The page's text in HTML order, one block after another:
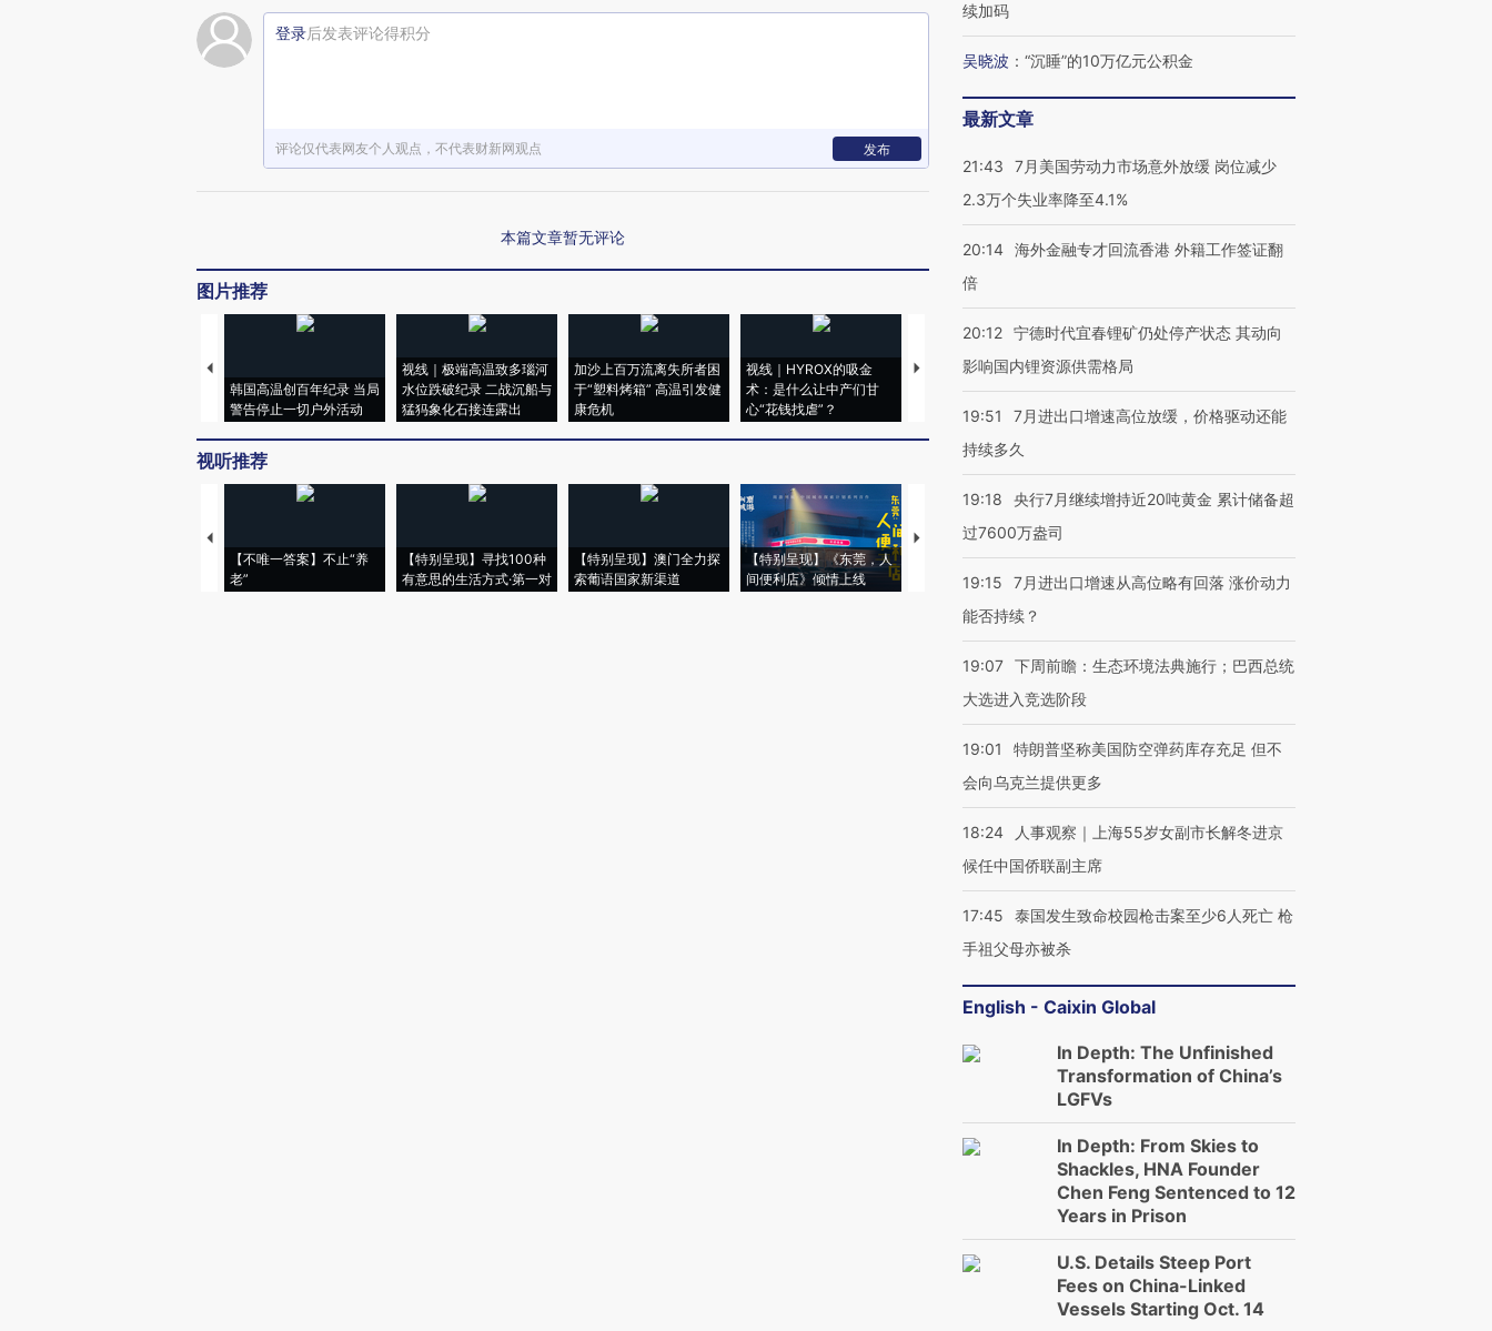
登录后发表评论得积分
评论仅代表网友个人观点，不代表财新网观点 发布
本篇文章暂无评论
图片推荐
韩国高温创百年纪录 当局
警告停止一切户外活动
视线｜极端高温致多瑙河
水位跌破纪录 二战沉船与
猛犸象化石接连露出
加沙上百万流离失所者困
于“塑料烤箱” 高温引发健
康危机
视线｜HYROX的吸金
术：是什么让中产们甘
心“花钱找虐”？
马航飞行员跨国走私7万
粒摇头丸 尿检体内含3种
视线｜被称为“蟑螂”的印
度Z世代 用街头抗争将教
育部长拱下台
机”？难民潮撕裂西班牙
飞地休达
视听推荐
【不唯一答案】不止“养
老”
【特别呈现】寻找100种
有意思的生活方式·第一对
【特别呈现】澳门全力探
索葡语国家新渠道
【特别呈现】《东莞，人
间便利店》倾情上线
【推广】走进第四届链博
会，让数智科技“链”接产
【特别呈现】寻找100种
有意思的生活方式·第三对
CFO：不靠规模取胜，华
住三大增长引擎是什么？
续加码
吴晓波 ： “沉睡”的10万亿元公积金
最新文章
21:43
7月美国劳动力市场意外放缓 岗位减少
2.3万个失业率降至4.1%
20:14 海外金融专才回流香港 外籍工作签证翻
倍
20:12 宁德时代宜春锂矿仍处停产状态 其动向
影响国内锂资源供需格局
19:51
7月进出口增速高位放缓，价格驱动还能
持续多久
19:18
央行7月继续增持近20吨黄金 累计储备超
过7600万盎司
19:15
7月进出口增速从高位略有回落 涨价动力
能否持续？
19:07 下周前瞻：生态环境法典施行；巴西总统
大选进入竞选阶段
19:01
特朗普坚称美国防空弹药库存充足 但不
会向乌克兰提供更多
18:24
人事观察｜上海55岁女副市长解冬进京
候任中国侨联副主席
17:45
泰国发生致命校园枪击案至少6人死亡 枪
手祖父母亦被杀
English - Caixin Global
In Depth: The Unfinished
Transformation of China’s
LGFVs
In Depth: From Skies to
Shackles, HNA Founder
Chen Feng Sentenced to 12
Years in Prison
U.S. Details Steep Port
Fees on China-Linked
Vessels Starting Oct. 14